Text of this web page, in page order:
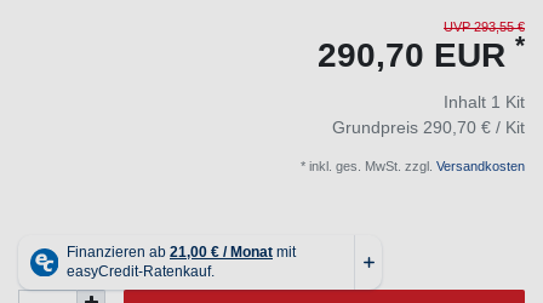
UVP 293,55 €
290,70 EUR *
Inhalt 1 Kit
Grundpreis 290,70 € / Kit
* inkl. ges. MwSt. zzgl. Versandkosten